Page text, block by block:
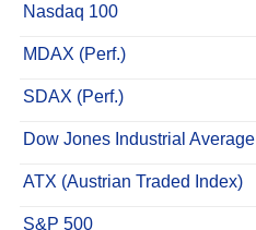
Nasdaq 100
MDAX (Perf.)
SDAX (Perf.)
Dow Jones Industrial Average
ATX (Austrian Traded Index)
S&P 500